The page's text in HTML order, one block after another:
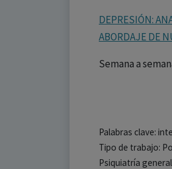
DEPRESIÓN:
ABORDAJE DE
Semana a
Palabras clave:
Tipo de trabajo:
Psiquiatría